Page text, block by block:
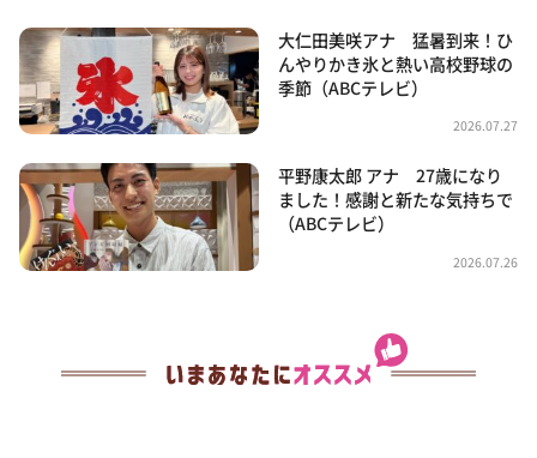
大仁田美咲アナ 猛暑到来！ひ
んやりかき氷と熱い高校野球の
季節（ABCテレビ）
2026.07.27
平野康太郎 アナ 27歳になり
ました！感謝と新たな気持ちで
（ABCテレビ）
2026.07.26